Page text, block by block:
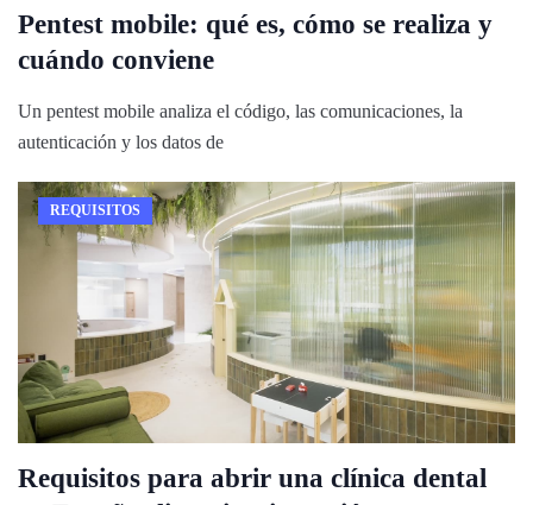
Pentest mobile: qué es, cómo se realiza y
cuándo conviene
Un pentest mobile analiza el código, las comunicaciones, la
autenticación y los datos de
REQUISITOS
Requisitos para abrir una clínica dental